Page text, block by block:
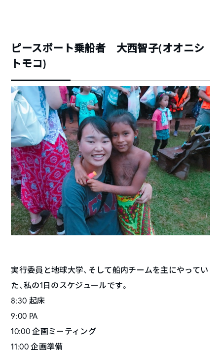
ピースボート乗船者 大西智子(オオニシ
トモコ)
実行委員と地球大学、そして船内チームを主にやってい
た、私の1日のスケジュールです。
8:30 起床
9:00 PA
10:00 企画ミーティング
11:00 企画準備